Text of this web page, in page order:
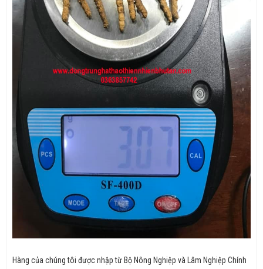
Hàng của chúng tôi được nhập từ Bộ Nông Nghiệp và Lâm Nghiệp Chính